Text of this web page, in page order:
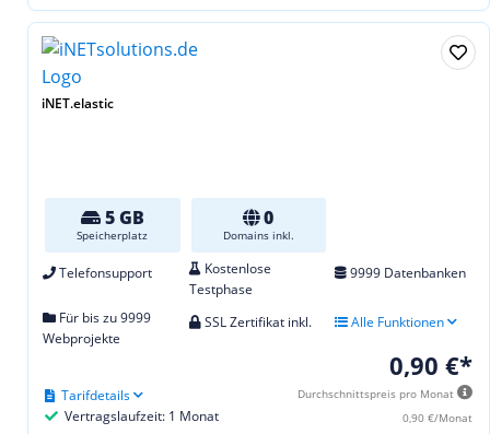
iNET.elastic
5 GB
Speicherplatz
0
Domains inkl.
Telefonsupport
Kostenlose
Testphase
9999 Datenbanken
Für bis zu 9999
Webprojekte
SSL Zertifikat inkl. Alle Funktionen
0,90 €*
Durchschnittspreis pro Monat
0,90 €/Monat
Vertragslaufzeit: 1 Monat
Tarifdetails